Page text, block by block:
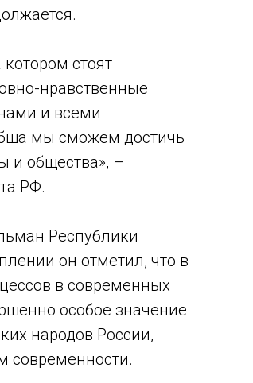
стоят
нравственные
и всеми
мы сможем достичь
и общества», –
РФ.
Республики
он отметил, что в
в современных
особое значение
народов России,
современности.